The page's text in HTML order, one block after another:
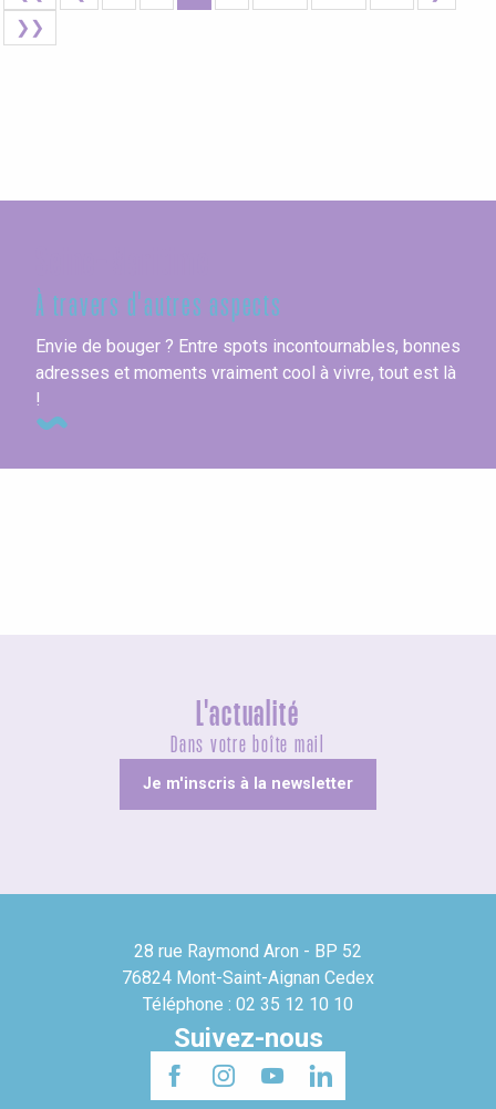
❯❯
À travers d'autres aspects
Envie de bouger ? Entre spots incontournables, bonnes
adresses et moments vraiment cool à vivre, tout est là
!
L'actualité
Dans votre boîte mail
Je m'inscris à la newsletter
28 rue Raymond Aron - BP 52
76824 Mont-Saint-Aignan Cedex
Téléphone : 02 35 12 10 10
Suivez-nous